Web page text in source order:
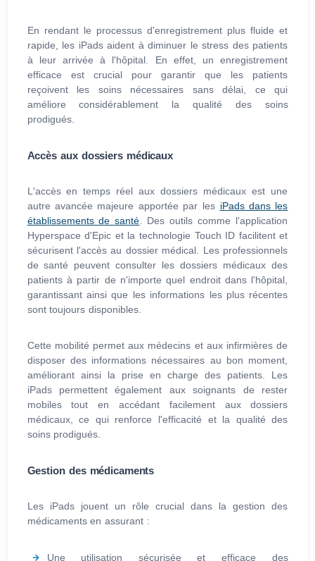
En rendant le processus d'enregistrement plus fluide et
rapide, les iPads aident à diminuer le stress des patients
à leur arrivée à l'hôpital. En effet, un enregistrement
efficace est crucial pour garantir que les patients
reçoivent les soins nécessaires sans délai, ce qui
améliore considérablement la qualité des soins
prodigués.
Accès aux dossiers médicaux
L'accès en temps réel aux dossiers médicaux est une
autre avancée majeure apportée par les iPads dans les
établissements de santé . Des outils comme l'application
Hyperspace d'Epic et la technologie Touch ID facilitent et
sécurisent l'accès au dossier médical. Les professionnels
de santé peuvent consulter les dossiers médicaux des
patients à partir de n'importe quel endroit dans l'hôpital,
garantissant ainsi que les informations les plus récentes
sont toujours disponibles.
Cette mobilité permet aux médecins et aux infirmières de
disposer des informations nécessaires au bon moment,
améliorant ainsi la prise en charge des patients. Les
iPads permettent également aux soignants de rester
mobiles tout en accédant facilement aux dossiers
médicaux, ce qui renforce l'efficacité et la qualité des
soins prodigués.
Gestion des médicaments
Les iPads jouent un rôle crucial dans la gestion des
médicaments en assurant :
Une utilisation sécurisée et efficace des